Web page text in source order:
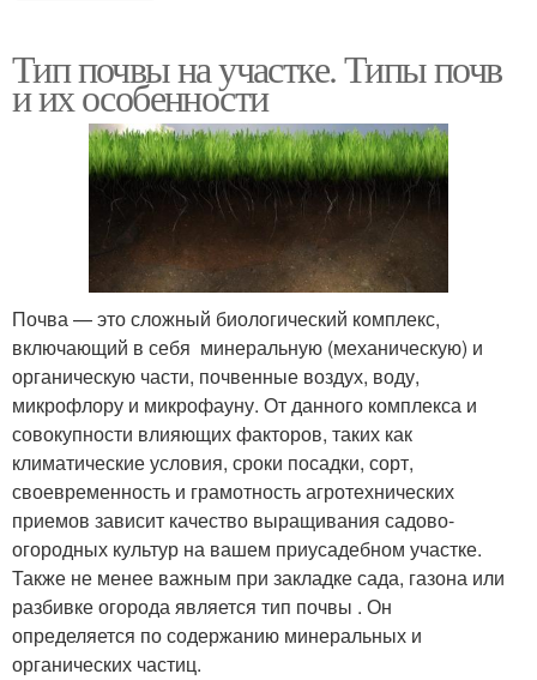
Тип почвы на участке. Типы почв
и их особенности
Почва — это сложный биологический комплекс,
включающий в себя минеральную (механическую) и
органическую части, почвенные воздух, воду,
микрофлору и микрофауну. От данного комплекса и
совокупности влияющих факторов, таких как
климатические условия, сроки посадки, сорт,
своевременность и грамотность агротехнических
приемов зависит качество выращивания садово-
огородных культур на вашем приусадебном участке.
Также не менее важным при закладке сада, газона или
разбивке огорода является тип почвы . Он
определяется по содержанию минеральных и
органических частиц.